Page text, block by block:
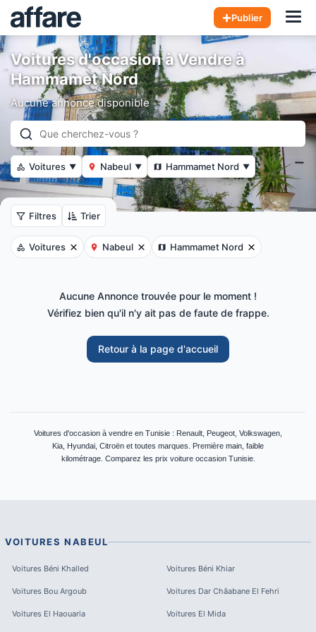
Publier
Voitures d'occasion à Vendre à
Hammamet Nord
Aucune annonce disponible
Voitures ▼ Nabeul ▼ Hammamet Nord ▼
Filtres Trier
Voitures Nabeul Hammamet Nord
Aucune Annonce trouvée pour le moment !
Vérifiez bien qu'il n'y ait pas de faute de frappe.
Retour à la page d'accueil
Voitures d'occasion à vendre en Tunisie : Renault, Peugeot, Volkswagen,
Kia, Hyundai, Citroën et toutes marques. Première main, faible
kilométrage. Comparez les prix voiture occasion Tunisie.
VOITURES NABEUL
Voitures Béni Khalled Voitures Béni Khiar
Voitures Bou Argoub Voitures Dar Châabane El Fehri
Voitures El Haouaria Voitures El Mida